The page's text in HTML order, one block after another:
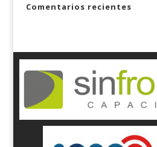
Comentarios recientes